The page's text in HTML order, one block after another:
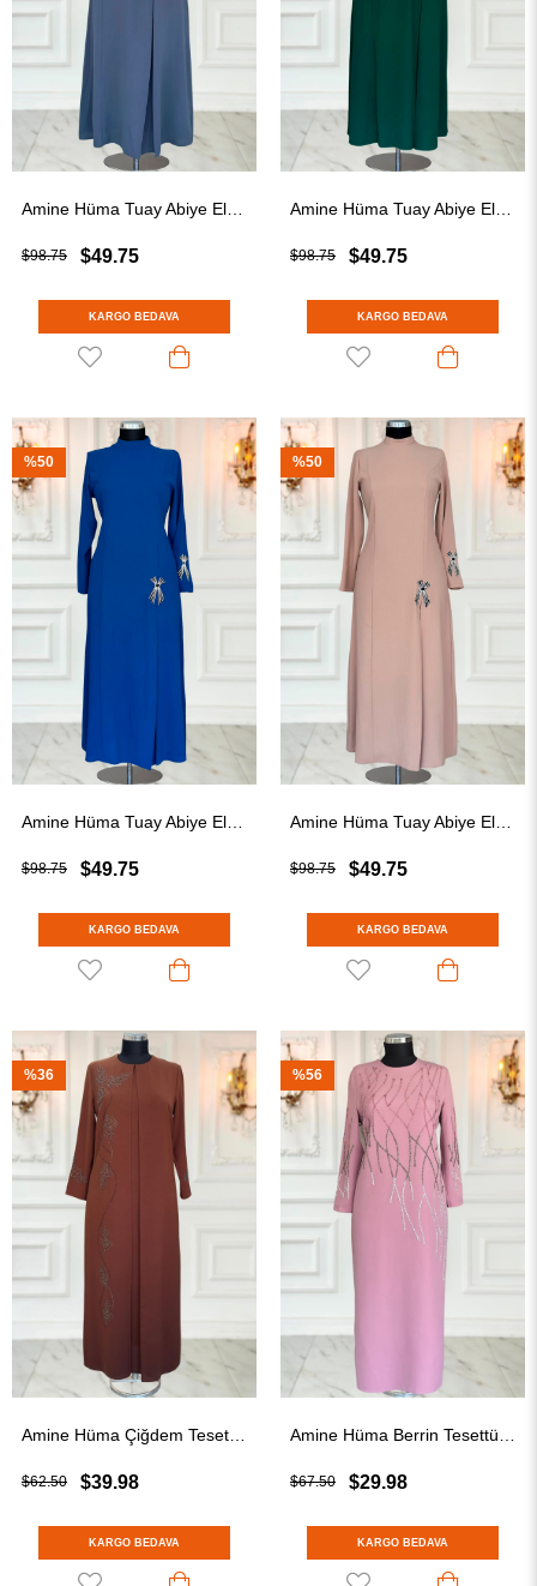
$49.75
$98.75
KARGO BEDAVA
$49.75
$98.75
KARGO BEDAVA
$49.75
$98.75
KARGO BEDAVA
%50
$49.75
$98.75
KARGO BEDAVA
%50
$39.98
$62.50
KARGO BEDAVA
%36
$29.98
$67.50
KARGO BEDAVA
%56